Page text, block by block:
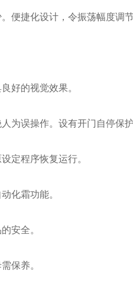
便捷化设计，令振荡幅度调节
好的视觉效果。
为误操作。设有开门自停保护
定程序恢复运行。
化霜功能。
安全。
保养。